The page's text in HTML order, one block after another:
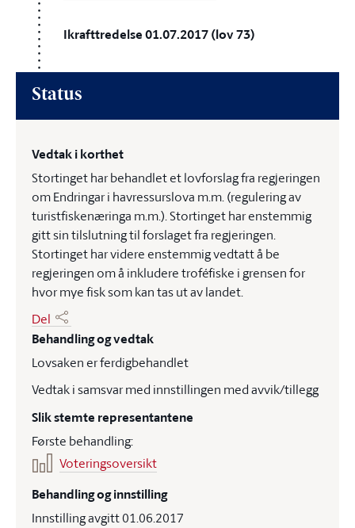
Ikrafttredelse 01.07.2017 (lov 73)
Status
Vedtak i korthet
Stortinget har behandlet et lovforslag fra regjeringen
om Endringar i havressurslova m.m. (regulering av
turistfiskenæringa m.m.). Stortinget har enstemmig
gitt sin tilslutning til forslaget fra regjeringen.
Stortinget har videre enstemmig vedtatt å be
regjeringen om å inkludere troféfiske i grensen for
hvor mye fisk som kan tas ut av landet.
Del
Behandling og vedtak
Lovsaken er ferdigbehandlet
Vedtak i samsvar med innstillingen med avvik/tillegg
Slik stemte representantene
Første behandling:
Voteringsoversikt
Behandling og innstilling
Innstilling avgitt 01.06.2017